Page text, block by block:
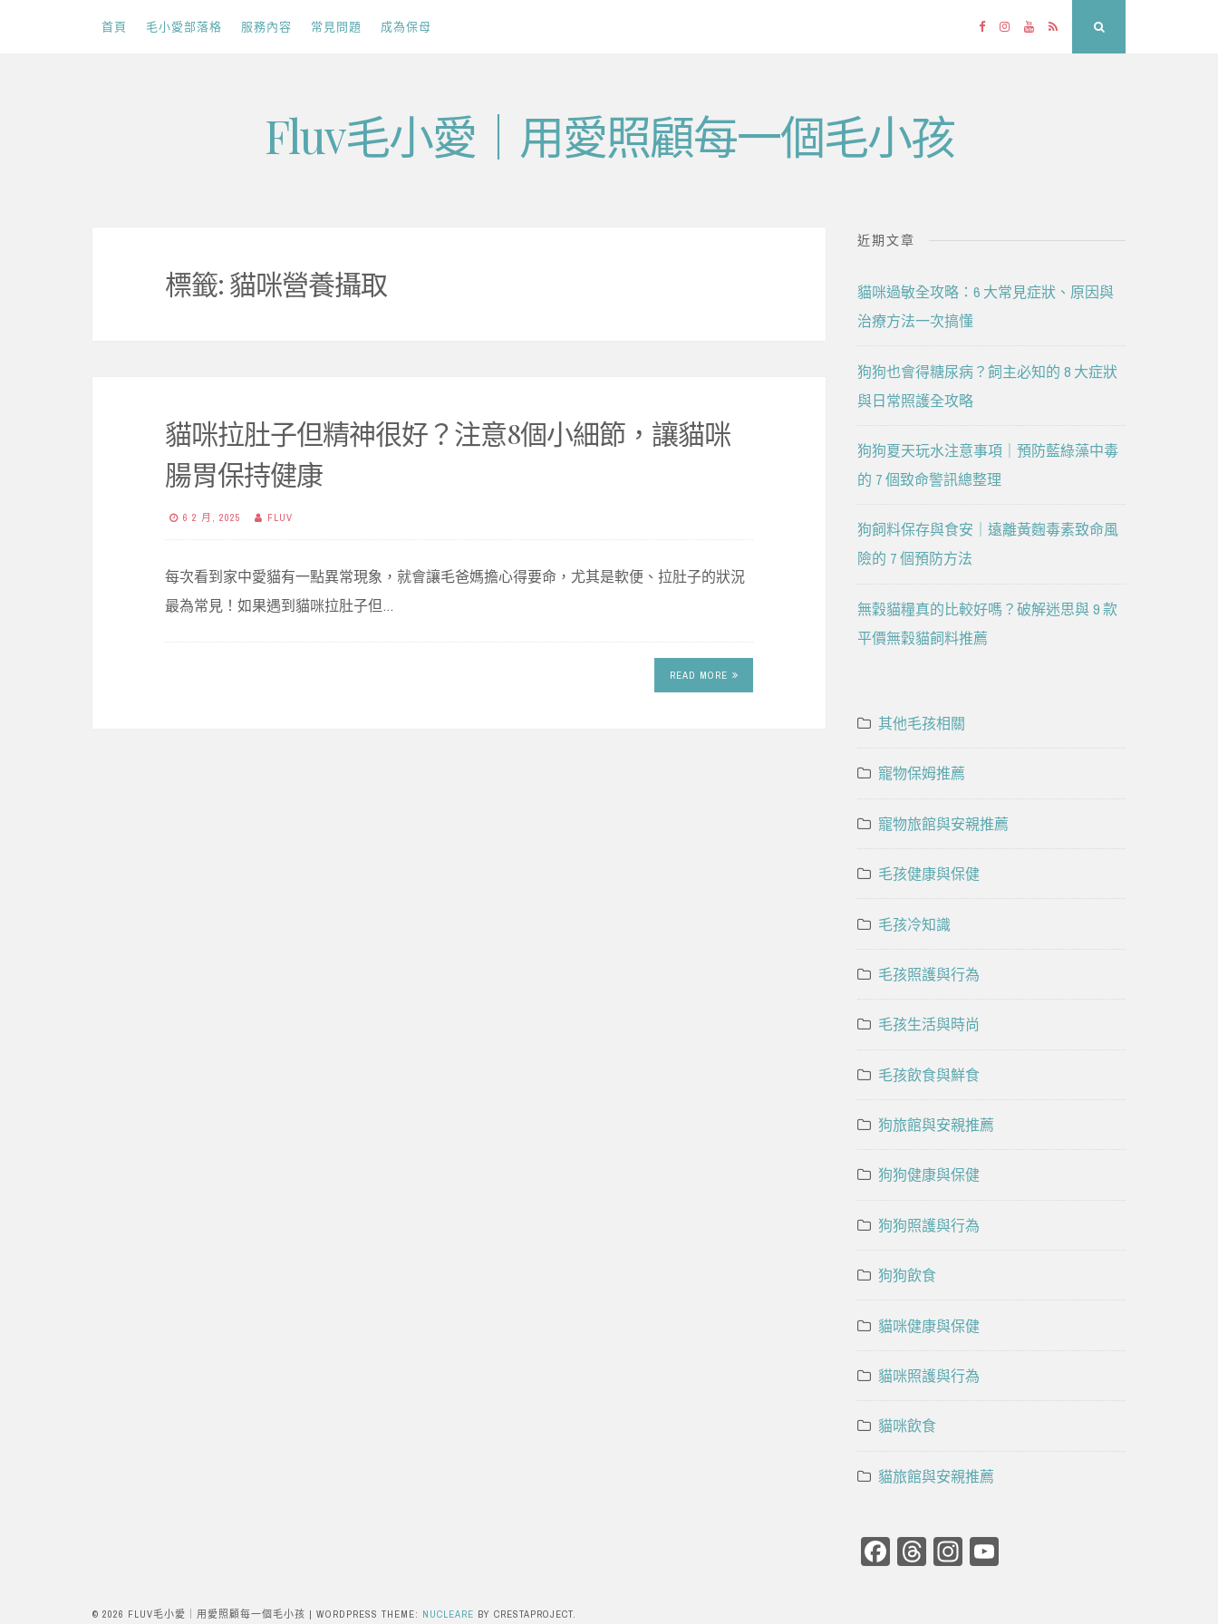
首頁 毛小愛部落格 服務內容 常見問題 成為保母 FacebookInstagram
YouTube
RSS
Fluv毛小愛｜用愛照顧每一個毛小孩
標籤: 貓咪營養攝取
貓咪拉肚子但精神很好？注意8個小細節，讓貓咪
腸胃保持健康
6 2 月, 2025 FLUV
每次看到家中愛貓有一點異常現象，就會讓毛爸媽擔心得要命，尤其是軟便、拉肚子的狀況
最為常見！如果遇到貓咪拉肚子但…
READ MORE
近期文章
貓咪過敏全攻略：6 大常見症狀、原因與
治療方法一次搞懂
狗狗也會得糖尿病？飼主必知的 8 大症狀
與日常照護全攻略
狗狗夏天玩水注意事項｜預防藍綠藻中毒
的 7 個致命警訊總整理
狗飼料保存與食安｜遠離黃麴毒素致命風
險的 7 個預防方法
無穀貓糧真的比較好嗎？破解迷思與 9 款
平價無穀貓飼料推薦
其他毛孩相關
寵物保姆推薦
寵物旅館與安親推薦
毛孩健康與保健
毛孩冷知識
毛孩照護與行為
毛孩生活與時尚
毛孩飲食與鮮食
狗旅館與安親推薦
狗狗健康與保健
狗狗照護與行為
狗狗飲食
貓咪健康與保健
貓咪照護與行為
貓咪飲食
貓旅館與安親推薦
Facebook
ThreadsInstagram
YouTube
© 2026 FLUV毛小愛｜用愛照顧每一個毛小孩 | WORDPRESS THEME: NUCLEARE BY CRESTAPROJECT.